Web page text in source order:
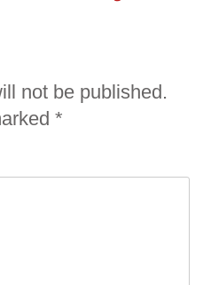
not be published.
*